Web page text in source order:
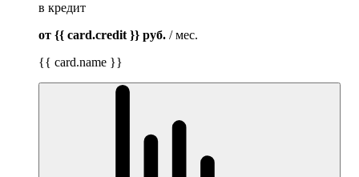
в кредит
от {{ card.credit }} руб. / мес.
{{ card.name }}